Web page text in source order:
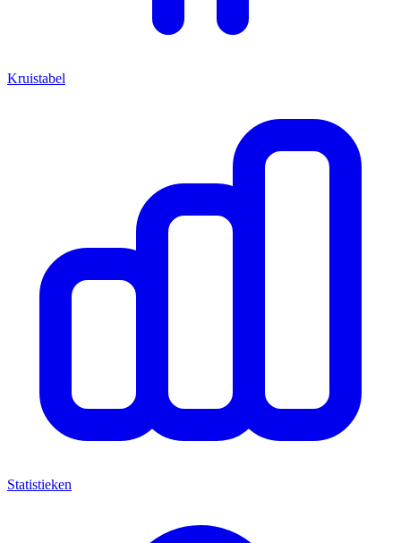
Kruistabel
Statistieken